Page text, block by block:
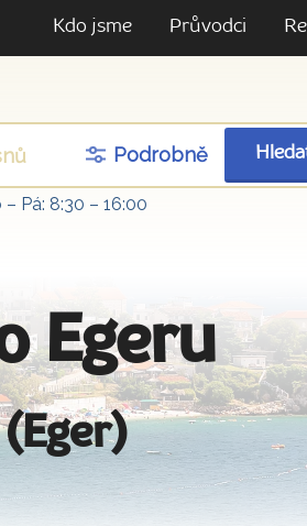
Kdo jsme Průvodci
Podrobně
– Pá: 8:30 – 16:00
Egeru